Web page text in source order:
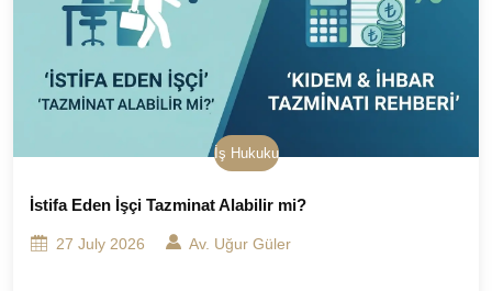
İş Hukuku
İstifa Eden İşçi Tazminat Alabilir mi?
27 July 2026 Av. Uğur Güler